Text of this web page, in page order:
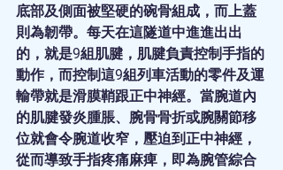
底部及側面被堅硬的碗骨組成，而上蓋
則為韌帶。每天在這隧道中進進出出
的，就是9組肌腱，肌腱負責控制手指的
動作，而控制這9組列車活動的零件及運
輸帶就是滑膜鞘跟正中神經。當腕道內
的肌腱發炎腫脹、腕骨骨折或腕關節移
位就會令腕道收窄，壓迫到正中神經，
從而導致手指疼痛麻痺，即為腕管綜合